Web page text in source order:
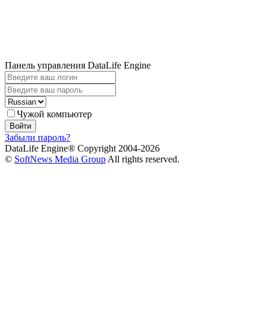
Панель управления DataLife Engine
Чужой компьютер
Войти
Забыли пароль?
DataLife Engine® Copyright 2004-2026
© SoftNews Media Group All rights reserved.